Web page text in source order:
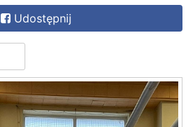
Udostępnij